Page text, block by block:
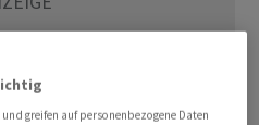
greifen auf personenbezogene Daten